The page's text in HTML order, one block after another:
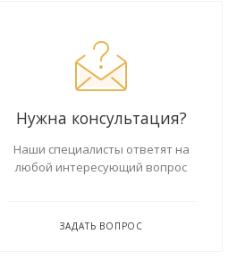
Нужна консультация?
Наши специалисты ответят на
любой интересующий вопрос
ЗАДАТЬ ВОПРОС